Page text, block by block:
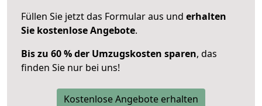
Füllen Sie jetzt das Formular aus und erhalten
Sie kostenlose Angebote.
Bis zu 60 % der Umzugskosten sparen, das
finden Sie nur bei uns!
Kostenlose Angebote erhalten